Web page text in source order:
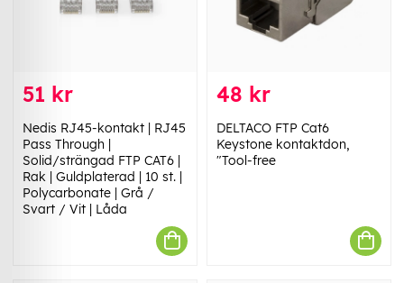
51 kr
Nedis RJ45-kontakt | RJ45
Pass Through |
Solid/strängad FTP CAT6 |
Rak | Guldplaterad | 10 st. |
Polycarbonate | Grå /
Svart / Vit | Låda
48 kr
DELTACO FTP Cat6
Keystone kontaktdon,
"Tool-free